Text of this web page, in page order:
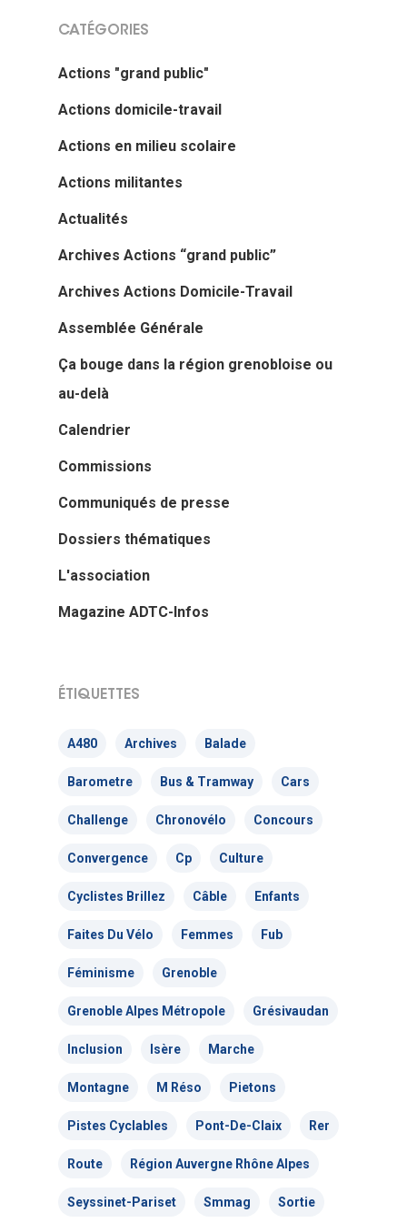
CATÉGORIES
Actions "grand public"
Actions domicile-travail
Actions en milieu scolaire
Actions militantes
Actualités
Archives Actions “grand public”
Archives Actions Domicile-Travail
Assemblée Générale
Ça bouge dans la région grenobloise ou
au-delà
Calendrier
Commissions
Communiqués de presse
Dossiers thématiques
L'association
Magazine ADTC-Infos
ÉTIQUETTES
A480 Archives Balade
Barometre Bus & Tramway Cars
Challenge Chronovélo Concours
Convergence Cp Culture
Cyclistes Brillez Câble Enfants
Faites Du Vélo Femmes Fub
Féminisme Grenoble
Grenoble Alpes Métropole Grésivaudan
Inclusion Isère Marche
Montagne M Réso Pietons
Pistes Cyclables Pont-De-Claix Rer
Route Région Auvergne Rhône Alpes
Seyssinet-Pariset Smmag Sortie
Actualités
Nous faire
Vélo École
Vélo Égaux : Favoriser
Nos